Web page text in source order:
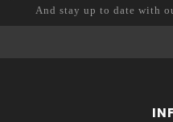
And stay up to date with